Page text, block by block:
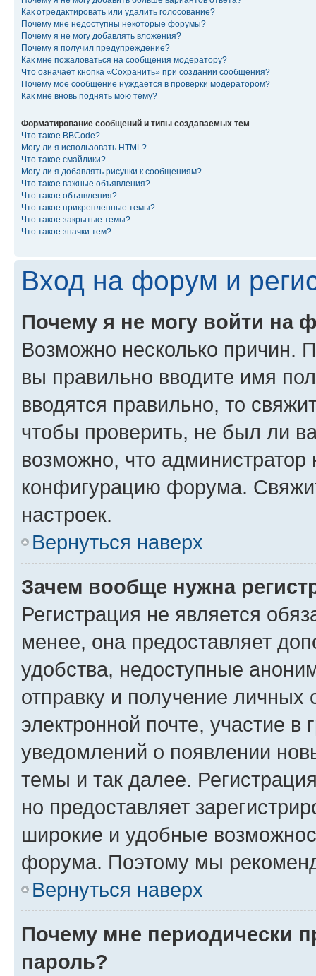
Как отредактировать или удалить голосование?
Почему мне недоступны некоторые форумы?
Почему я не могу добавлять вложения?
Почему я получил предупреждение?
Как мне пожаловаться на сообщения модератору?
Что означает кнопка «Сохранить» при создании сообщения?
Почему мое сообщение нуждается в проверки модератором?
Как мне вновь поднять мою тему?
Форматирование сообщений и типы создаваемых тем
Что такое BBCode?
Могу ли я использовать HTML?
Что такое смайлики?
Могу ли я добавлять рисунки к сообщениям?
Что такое важные объявления?
Что такое объявления?
Что такое прикрепленные темы?
Что такое закрытые темы?
Что такое значки тем?
Вход на форум и
Почему я не могу войти на
Возможно несколько причин.
вы правильно вводите имя
вводятся правильно, то
чтобы проверить, не был ли
возможно, что администратор
конфигурацию форума.
настроек.
Вернуться наверх
Зачем вообще нужна
Регистрация не является
менее, она предоставляет
удобства, недоступные
отправку и получение
электронной почте, участие в
уведомлений о появлении
темы и так далее.
но предоставляет
широкие и удобные
форума. Поэтому мы
Вернуться наверх
Почему мне периодически
пароль?